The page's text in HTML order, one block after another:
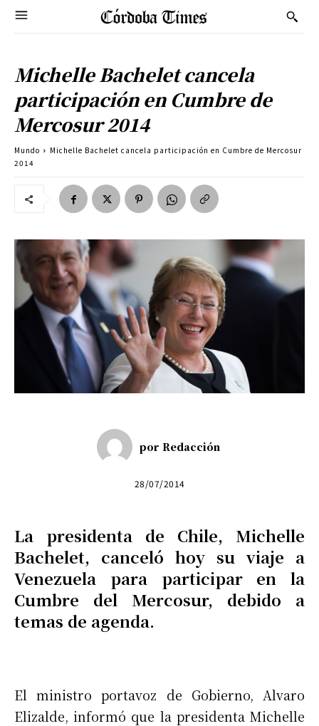
Michelle Bachelet cancela
participación en Cumbre de
Mercosur 2014
Mundo
Michelle Bachelet cancela participación en Cumbre de Mercosur
2014
por Redacción
28/07/2014
La presidenta de Chile, Michelle
Bachelet, canceló hoy su viaje a
Venezuela para participar en la
Cumbre del Mercosur, debido a
temas de agenda.
El ministro portavoz de Gobierno, Alvaro
Elizalde, informó que la presidenta Michelle